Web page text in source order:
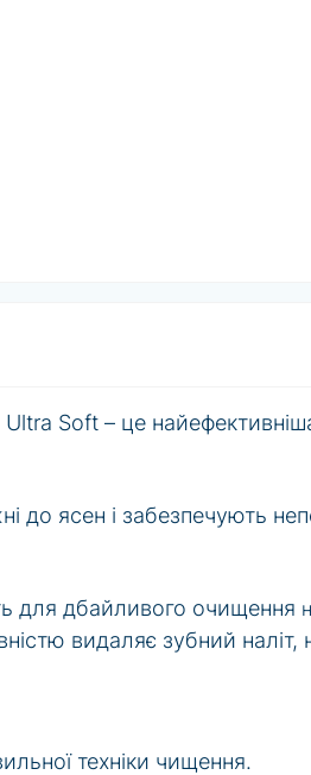
Soft – це
до ясен і забезпечують
для дбайливого очищення
видаляє зубний
техніки чищення.